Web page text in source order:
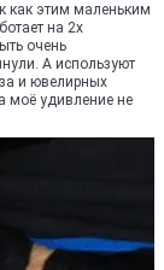
как этим маленьким
на 2х
очень
А используют
и ювелирных
моё удивление не